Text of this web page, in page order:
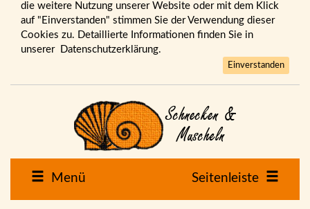
die weitere Nutzung unserer Website oder mit dem Klick
auf "Einverstanden" stimmen Sie der Verwendung dieser
Cookies zu. Detaillierte Informationen finden Sie in
unserer Datenschutzerklärung.
Einverstanden
Menü Seitenleiste